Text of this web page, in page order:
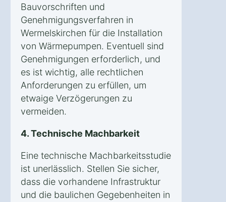
Bauvorschriften und
Genehmigungsverfahren in
Wermelskirchen für die Installation
von Wärmepumpen. Eventuell sind
Genehmigungen erforderlich, und
es ist wichtig, alle rechtlichen
Anforderungen zu erfüllen, um
etwaige Verzögerungen zu
vermeiden.
4. Technische Machbarkeit
Eine technische Machbarkeitsstudie
ist unerlässlich. Stellen Sie sicher,
dass die vorhandene Infrastruktur
und die baulichen Gegebenheiten in